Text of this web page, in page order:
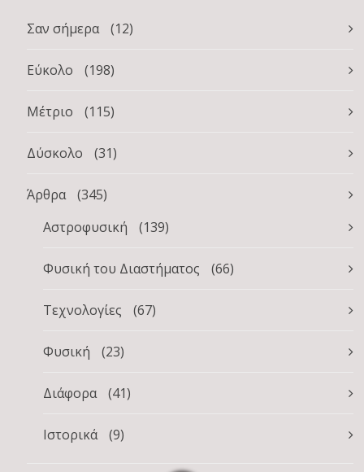
Σαν σήμερα (12)
Εύκολο (198)
Μέτριο (115)
Δύσκολο (31)
Άρθρα
(345)
Αστροφυσική
(139)
Φυσική του Διαστήματος (66)
Τεχνολογίες (67)
Φυσική (23)
Διάφορα (41)
Ιστορικά (9)